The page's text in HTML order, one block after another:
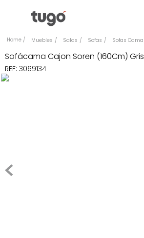
Muebles Salas Sofas Sofas Cama
Sofácama Cajon Soren (160Cm) Gris
REF: 3069134
Comedor
Escritorio